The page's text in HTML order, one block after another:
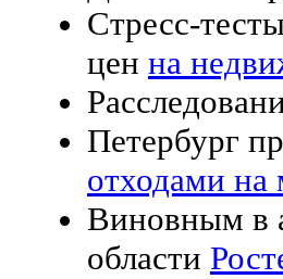
Стресс-
цен на
Петербург
отходами
Виновным в
области